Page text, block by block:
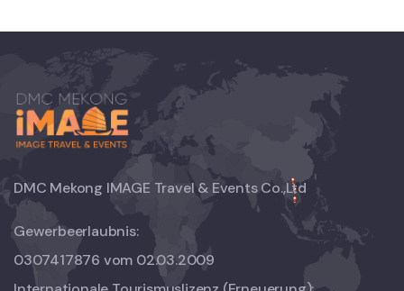
DMC Mekong IMAGE Travel & Events Co.,Ltd
Gewerbeerlaubnis:
0307417876 vom 02.03.2009